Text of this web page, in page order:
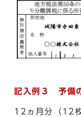
記入例３ 予備
12ヵ月分（12